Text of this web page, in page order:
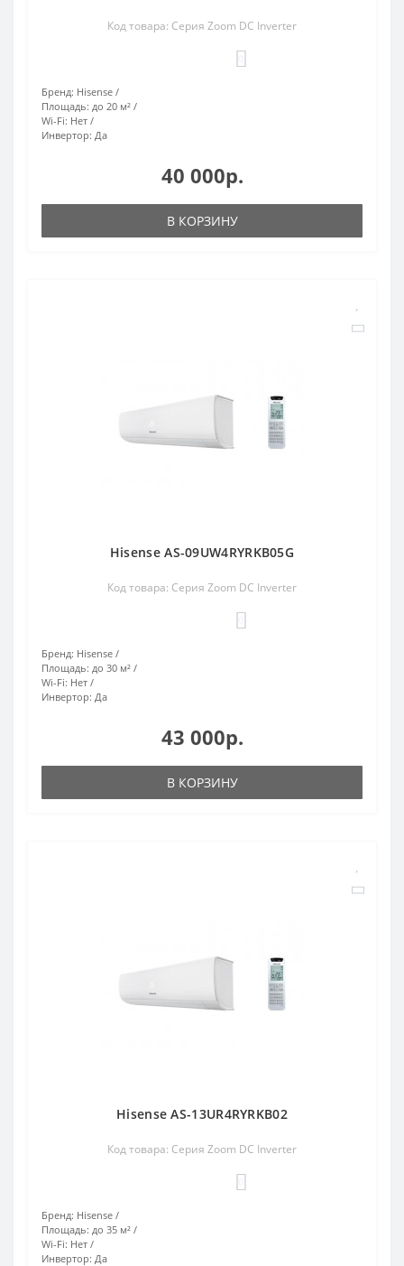
Код товара: Серия Zoom DC Inverter
Бренд: Hisense
Площадь: до 20 м²
Wi-Fi: Нет
Инвертор: Да
40 000р.
В КОРЗИНУ
Hisense AS-09UW4RYRKB05G
Код товара: Серия Zoom DC Inverter
Бренд: Hisense
Площадь: до 30 м²
Wi-Fi: Нет
Инвертор: Да
43 000р.
В КОРЗИНУ
Hisense AS-13UR4RYRKB02
Код товара: Серия Zoom DC Inverter
Бренд: Hisense
Площадь: до 35 м²
Wi-Fi: Нет
Инвертор: Да